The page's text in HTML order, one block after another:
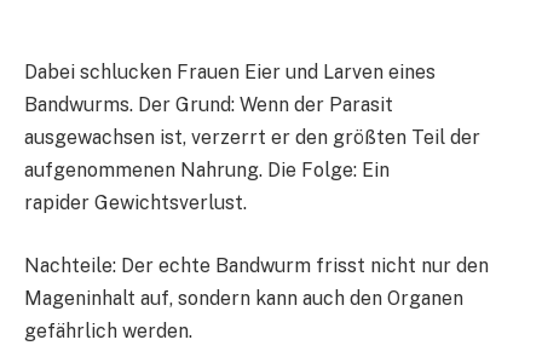
Dabei schlucken Frauen Eier und Larven eines
Bandwurms. Der Grund: Wenn der Parasit
ausgewachsen ist, verzerrt er den größten Teil der
aufgenommenen Nahrung. Die Folge: Ein
rapider Gewichtsverlust.
Nachteile: Der echte Bandwurm frisst nicht nur den
Mageninhalt auf, sondern kann auch den Organen
gefährlich werden.